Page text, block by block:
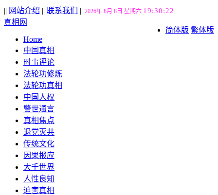
|| 网站介绍 || 联系我们 || 2026年 8月 8日 星期六 19:30:22
简体版 繁体版
真相网
Home
中国真相
时事评论
法轮功修炼
法轮功真相
中国人权
警世通言
真相焦点
退党灭共
传统文化
因果报应
大千世界
人性良知
迫害真相